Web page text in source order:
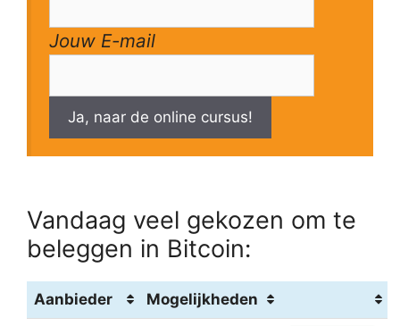
Jouw E-mail
Ja, naar de online cursus!
Vandaag veel gekozen om te
beleggen in Bitcoin:
Aanbieder Mogelijkheden